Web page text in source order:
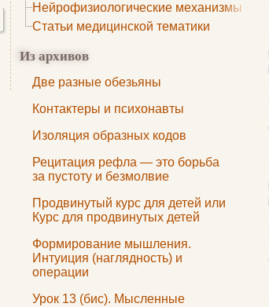
Нейрофизиологические механизмы сна
Статьи медицинской тематики
Из архивов
Две разные обезьяны
Контактеры и психонавты
Изоляция образных кодов
Рецитация рефла — это борьба
за пустоту и безмолвие
Продвинутый курс для детей или
Курс для продвинутых детей
Формирование мышления.
Интуиция (наглядность) и
операции
Урок 13 (бис). Мысленные